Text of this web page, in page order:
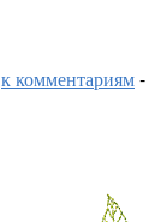
к комментариям-